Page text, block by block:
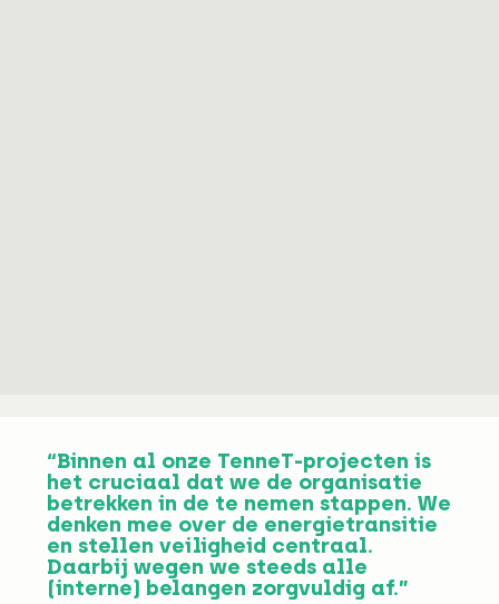
“Binnen al onze TenneT-projecten is
het cruciaal dat we de organisatie
betrekken in de te nemen stappen. We
denken mee over de energietransitie
en stellen veiligheid centraal.
Daarbij wegen we steeds alle
(interne) belangen zorgvuldig af.”